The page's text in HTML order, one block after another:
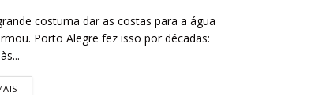
costuma dar as costas para a água
Porto Alegre fez isso por décadas: